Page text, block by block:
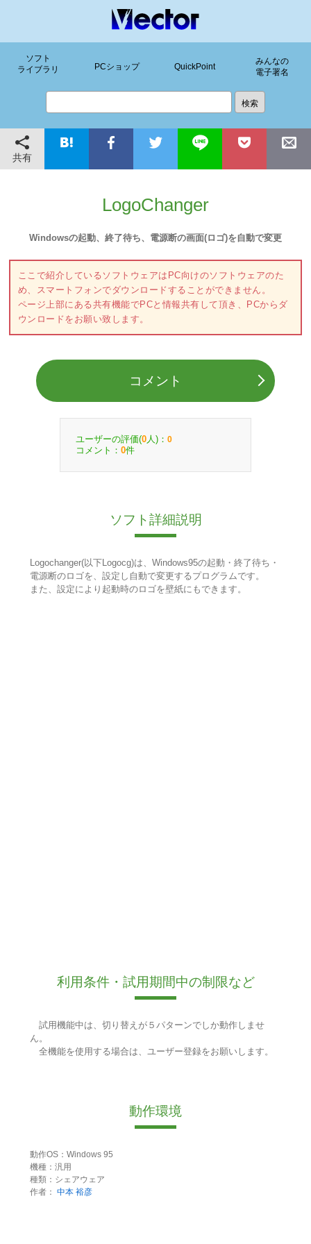
ソフト
ライブラリ
PCショップ QuickPoint
みんなの
電子署名
共有
LogoChanger
Windowsの起動、終了待ち、電源断の画面(ロゴ)を自動で変更
ここで紹介しているソフトウェアはPC向けのソフトウェアのた
め、スマートフォンでダウンロードすることができません。
ページ上部にある共有機能でPCと情報共有して頂き、PCからダ
ウンロードをお願い致します。
コメント
ユーザーの評価(0 人)： 0
コメント： 0件
ソフト詳細説明
Logochanger(以下Logocg)は、Windows95の起動・終了待ち・
電源断のロゴを、設定し自動で変更するプログラムです。
また、設定により起動時のロゴを壁紙にもできます。
利用条件・試用期間中の制限など
試用機能中は、切り替えが５パターンでしか動作しませ
ん。
全機能を使用する場合は、ユーザー登録をお願いします。
動作環境
動作OS：Windows 95
機種：汎用
種類：シェアウェア
作者： 中本 裕彦